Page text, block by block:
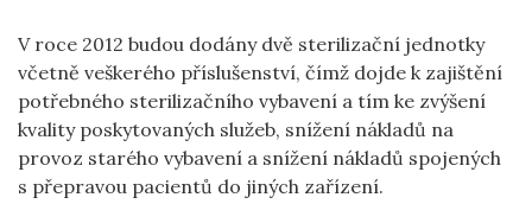
V roce 2012 budou dodány dvě sterilizační jednotky
včetně veškerého příslušenství, čímž dojde k zajištění
potřebného sterilizačního vybavení a tím ke zvýšení
kvality poskytovaných služeb, snížení nákladů na
provoz starého vybavení a snížení nákladů spojených
s přepravou pacientů do jiných zařízení.